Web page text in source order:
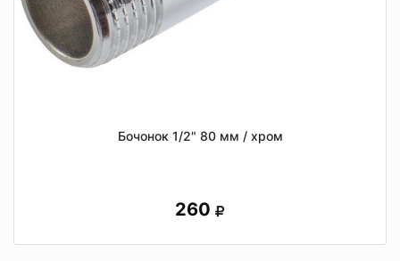
Бочонок 1/2" 80 мм / хром
260